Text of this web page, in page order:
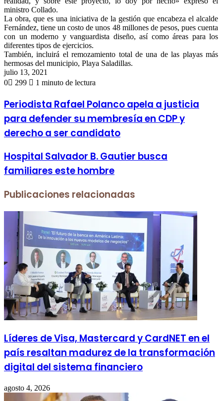
ministro Collado.
La obra, que es una iniciativa de la gestión que encabeza el alcalde
Fernández, tiene un costo de unos 48 millones de pesos, pues cuenta
con un moderno y vanguardista diseño, así como áreas para los
diferentes tipos de ejercicios.
También, incluirá el remozamiento total de una de las playas más
hermosas del municipio, Playa Saladillas.
julio 13, 2021
0
299 1 minuto de lectura
Periodista Rafael Polanco apela a justicia
para defender su membresía en CDP y
derecho a ser candidato
Hospital Salvador B. Gautier busca
familiares este hombre
Publicaciones relacionadas
Líderes de Visa, Mastercard y CardNET en el
país resaltan madurez de la transformación
digital del sistema financiero
agosto 4, 2026